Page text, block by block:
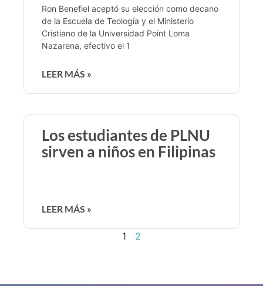
Ron Benefiel aceptó su elección como decano
de la Escuela de Teología y el Ministerio
Cristiano de la Universidad Point Loma
Nazarena, efectivo el 1
LEER MÁS »
Los estudiantes de PLNU
sirven a niños en Filipinas
LEER MÁS »
1 2